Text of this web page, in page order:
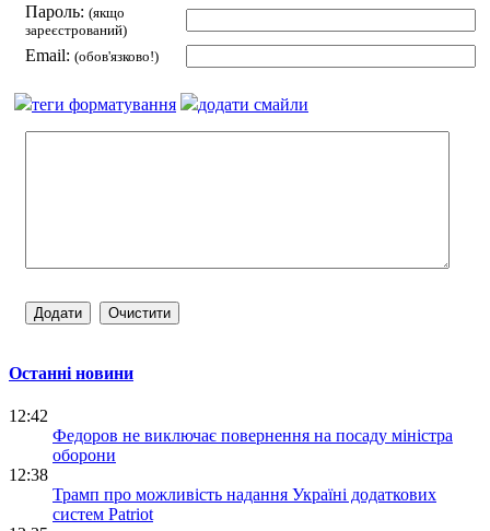
Пароль: (якщо
зареєстрований)
Email: (обов'язково!)
теги форматування додати смайли
Останні новини
12:42
Федоров не виключає повернення на посаду міністра
оборони
12:38
Трамп про можливість надання Україні додаткових
систем Patriot